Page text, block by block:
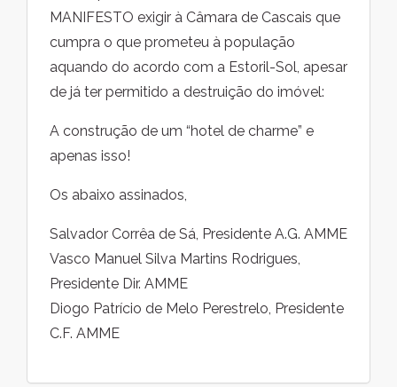
MANIFESTO exigir à Câmara de Cascais que
cumpra o que prometeu à população
aquando do acordo com a Estoril-Sol, apesar
de já ter permitido a destruição do imóvel:
A construção de um “hotel de charme” e
apenas isso!
Os abaixo assinados,
Salvador Corrêa de Sá, Presidente A.G. AMME
Vasco Manuel Silva Martins Rodrigues,
Presidente Dir. AMME
Diogo Patrício de Melo Perestrelo, Presidente
C.F. AMME